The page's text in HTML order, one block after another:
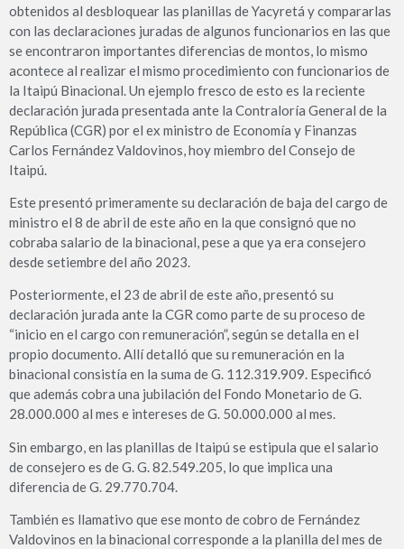
obtenidos al desbloquear las planillas de Yacyretá y compararlas
con las declaraciones juradas de algunos funcionarios en las que
se encontraron importantes diferencias de montos, lo mismo
acontece al realizar el mismo procedimiento con funcionarios de
la Itaipú Binacional. Un ejemplo fresco de esto es la reciente
declaración jurada presentada ante la Contraloría General de la
República (CGR) por el ex ministro de Economía y Finanzas
Carlos Fernández Valdovinos, hoy miembro del Consejo de
Itaipú.
Este presentó primeramente su declaración de baja del cargo de
ministro el 8 de abril de este año en la que consignó que no
cobraba salario de la binacional, pese a que ya era consejero
desde setiembre del año 2023.
Posteriormente, el 23 de abril de este año, presentó su
declaración jurada ante la CGR como parte de su proceso de
“inicio en el cargo con remuneración”, según se detalla en el
propio documento. Allí detalló que su remuneración en la
binacional consistía en la suma de G. 112.319.909. Especificó
que además cobra una jubilación del Fondo Monetario de G.
28.000.000 al mes e intereses de G. 50.000.000 al mes.
Sin embargo, en las planillas de Itaipú se estipula que el salario
de consejero es de G. G. 82.549.205, lo que implica una
diferencia de G. 29.770.704.
También es llamativo que ese monto de cobro de Fernández
Valdovinos en la binacional corresponde a la planilla del mes de